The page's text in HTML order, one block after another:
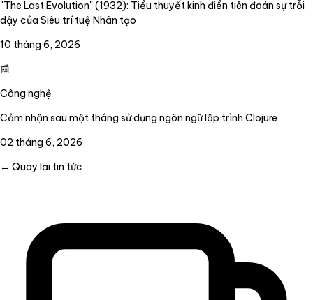
"The Last Evolution" (1932): Tiểu thuyết kinh điển tiên đoán sự trỗi
dậy của Siêu trí tuệ Nhân tạo
10 tháng 6, 2026
📰
Công nghệ
Cảm nhận sau một tháng sử dụng ngôn ngữ lập trình Clojure
02 tháng 6, 2026
← Quay lại tin tức